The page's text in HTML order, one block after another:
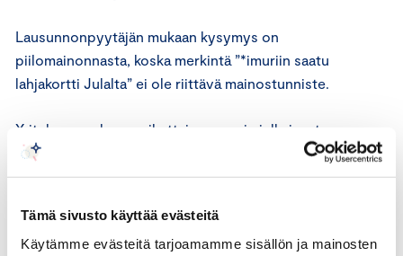
Tämä sivusto käyttää evästeitä
Käytämme evästeitä tarjoamamme sisällön ja mainosten
Lausunnonpyytäjän mukaan kysymys on
piilomainonnasta, koska merkintä ”*imuriin saatu
lahjakortti Julalta” ei ole riittävä mainostunniste.
Yrityksen mukaan vaikuttaja on ensin julkaissut
Instagramin tarina-osiossa sisältöä tuotteesta omasta
aloitteestaan ilman yhteyttä yritykseen. Tämän jälkeen
lahjakortin. Vaikuttaja on voinut käyttää lahjakortin
valitsemaansa tuotteeseen. Lahjakortti ei ole ollut